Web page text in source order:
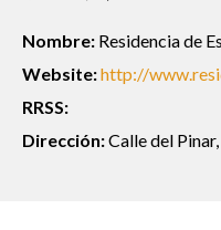
Nombre: Residencia de
Website:http://
RRSS:
Dirección:Calle del